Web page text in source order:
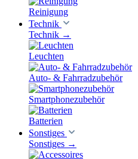
Reinigung
Technik
Technik →
Leuchten
Auto- & Fahrradzubehör
Smartphonezubehör
Batterien
Sonstiges
Sonstiges →